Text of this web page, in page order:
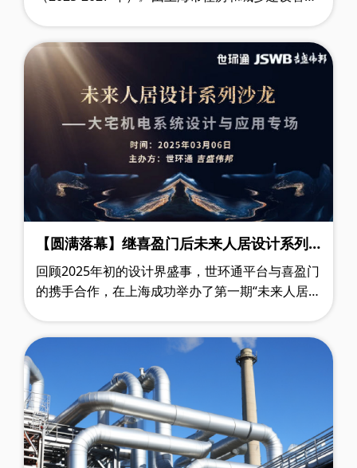
【圆满落幕】继喜盈门后未来人居设计系列
沙龙活动走进广州吉盛伟邦
回顾2025年初的设计界盛事，世环通平台与喜盈门
的携手合作，在上海成功举办了第一期“未来人居设